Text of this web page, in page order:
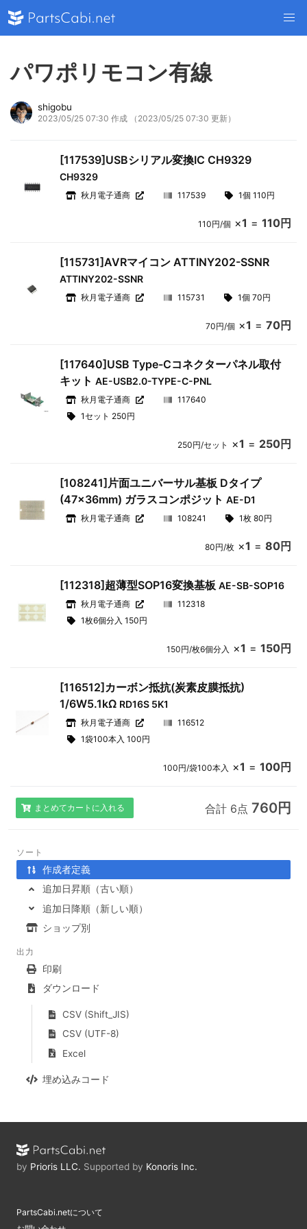
パワポリモコン有線
shigobu
2023/05/25 07:30 作成 （2023/05/25 07:30 更新）
[117539]USBシリアル変換IC CH9329
CH9329
秋月電子通商 117539 1個 110円
110円/個 ×1 = 110円
[115731]AVRマイコン ATTINY202-SSNR
ATTINY202-SSNR
秋月電子通商 115731 1個 70円
70円/個 ×1 = 70円
[117640]USB Type-Cコネクターパネル取付
キットAE-USB2.0-TYPE-C-PNL
秋月電子通商
117640
1セット 250円
250円/セット ×1 = 250円
[108241]片面ユニバーサル基板 Dタイプ
(47×36mm) ガラスコンポジットAE-D1
秋月電子通商 108241 1枚 80円
80円/枚×1 = 80円
[112318]超薄型SOP16変換基板AE-SB-SOP16
秋月電子通商
112318
1枚6個分入 150円
150円/枚6個分入 ×1 = 150円
[116512]カーボン抵抗(炭素皮膜抵抗)
1/6W5.1kΩ RD16S 5K1
秋月電子通商
116512
1袋100本入 100円
100円/袋100本入 ×1 = 100円
まとめてカートに入れる 合計 6点 760円
ソート
作成者定義
追加日昇順（古い順）
追加日降順（新しい順）
ショップ別
出力
印刷
ダウンロード
CSV (Shift_JIS)
CSV (UTF-8)
Excel
埋め込みコード
by Prioris LLC. Supported by Konoris Inc.
PartsCabi.netについて